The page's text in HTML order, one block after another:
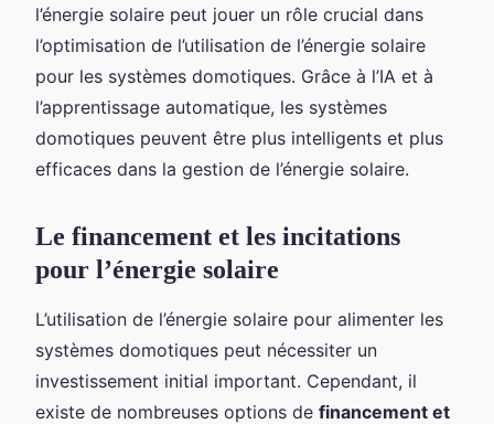
l’énergie solaire peut jouer un rôle crucial dans
l’optimisation de l’utilisation de l’énergie solaire
pour les systèmes domotiques. Grâce à l’IA et à
l’apprentissage automatique, les systèmes
domotiques peuvent être plus intelligents et plus
efficaces dans la gestion de l’énergie solaire.
Le financement et les incitations
pour l’énergie solaire
L’utilisation de l’énergie solaire pour alimenter les
systèmes domotiques peut nécessiter un
investissement initial important. Cependant, il
existe de nombreuses options de financement et